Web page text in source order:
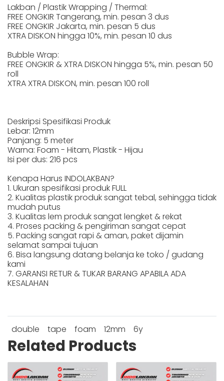
Lakban / Plastik Wrapping / Thermal:
FREE ONGKIR Tangerang, min. pesan 3 dus
FREE ONGKIR Jakarta, min. pesan 5 dus
XTRA DISKON hingga 10%, min. pesan 10 dus
Bubble Wrap:
FREE ONGKIR & XTRA DISKON hingga 5%, min. pesan 50
roll
XTRA XTRA DISKON, min. pesan 100 roll
Deskripsi Spesifikasi Produk
Lebar: 12mm
Panjang: 5 meter
Warna: Foam - Hitam, Plastik - Hijau
Isi per dus: 216 pcs
Kenapa Harus INDOLAKBAN?
1. Ukuran spesifikasi produk FULL
2. Kualitas plastik produk sangat tebal, sehingga tidak
mudah putus
3. Kualitas lem produk sangat lengket & rekat
4. Proses packing & pengiriman sangat cepat
5. Packing sangat rapi & aman, paket dijamin
selamat sampai tujuan
6. Bisa langsung datang belanja ke toko / gudang
kami
7. GARANSI RETUR & TUKAR BARANG APABILA ADA
KESALAHAN
double tape foam 12mm 6y
Related Products